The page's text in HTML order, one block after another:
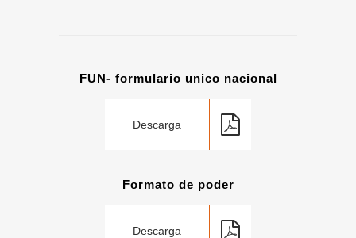
FUN- formulario unico nacional
Descarga
Formato de poder
Descarga